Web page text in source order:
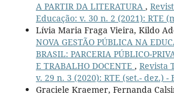
A PARTIR DA LITERATURA ,
Educação: v. 30 n. 2 (2021): RTE
Lívia Maria Fraga Vieira, Kildo
NOVA GESTÃO PÚBLICA NA
BRASIL: PARCERIA PÚBLICO-
E TRABALHO DOCENTE , Revista
v. 29 n. 3 (2020): RTE (set.- dez.)
Graciele Kraemer, Fernanda